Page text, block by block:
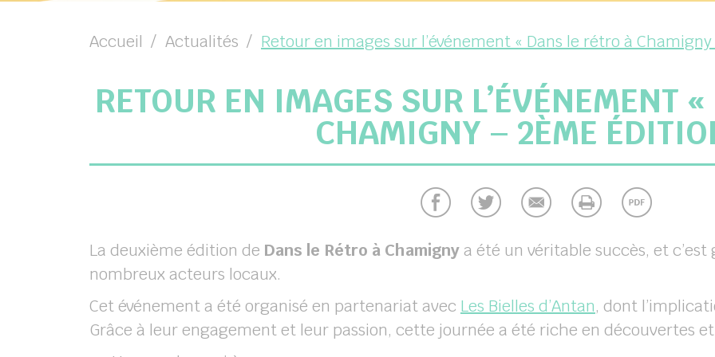
Accueil Actualités Retour en images sur l’événement « Dans le rétro à
RETOUR EN IMAGES SUR L’ÉVÉNEMENT
CHAMIGNY – 2ÈME
La deuxième édition de Dans le Rétro à Chamigny a été un véritable succès, et
nombreux acteurs locaux.
Cet événement a été organisé en partenariat avec Les Bielles d’Antan, dont
Grâce à leur engagement et leur passion, cette journée a été riche en découvertes